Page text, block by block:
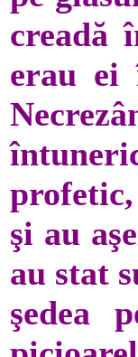
creadă
erau ei
şi au
au stat
şedea